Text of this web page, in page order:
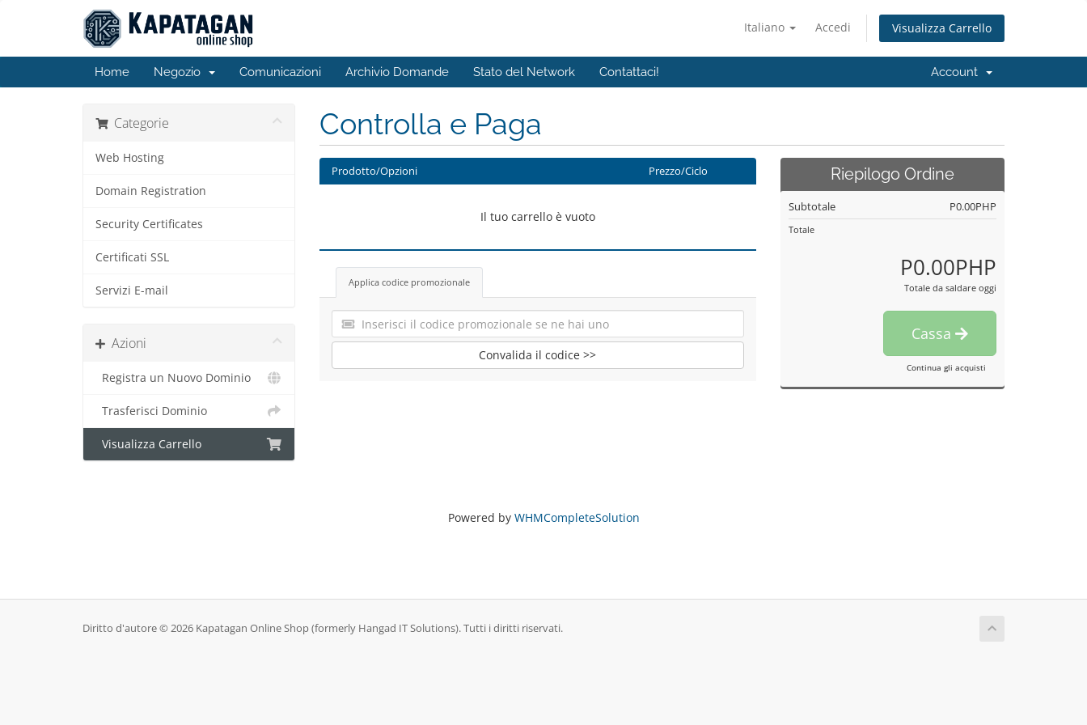
Italiano Accedi Visualizza Carrello
Home Negozio Comunicazioni Archivio Domande Stato del Network Contattaci! Account
Categorie
Web Hosting
Domain Registration
Security Certificates
Certificati SSL
Servizi E-mail
Azioni
Registra un Nuovo Dominio
Trasferisci Dominio
Visualizza Carrello
Controlla e Paga
Prodotto/Opzioni Prezzo/Ciclo
Il tuo carrello è vuoto
Applica codice promozionale
Convalida il codice >>
Riepilogo Ordine
Subtotale P0.00PHP
Totale
P0.00PHP
Totale da saldare oggi
Cassa
Continua gli acquisti
Powered by WHMCompleteSolution
Diritto d'autore © 2026 Kapatagan Online Shop (formerly Hangad IT Solutions). Tutti i diritti riservati.